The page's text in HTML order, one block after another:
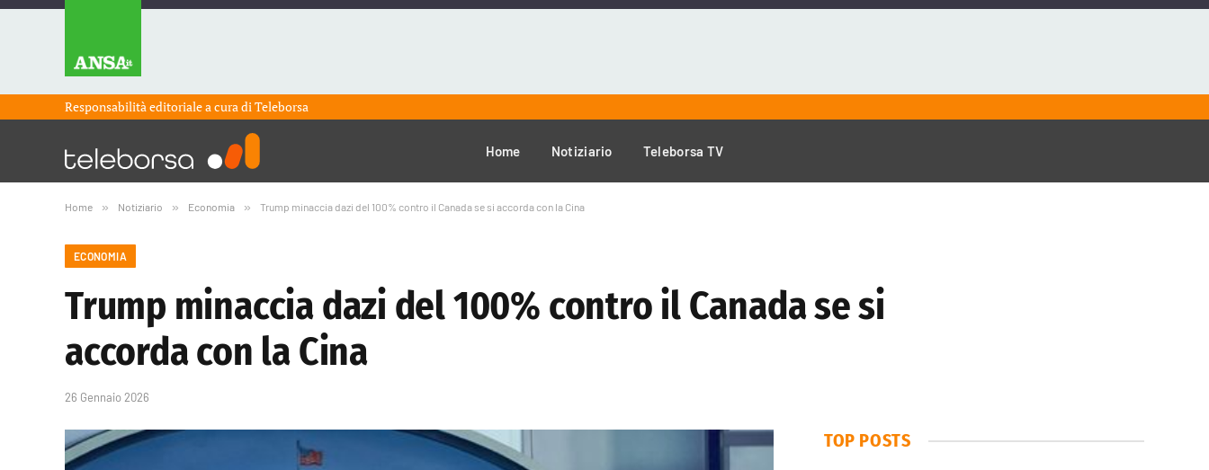
Responsabilità editoriale a cura diTeleborsa
Home Notiziario Teleborsa TV
Home » Notiziario » Economia » Trump minaccia dazi del 100% contro il Canada se si accorda con la Cina
ECONOMIA
Trump minaccia dazi del 100% contro il Canada se si
accorda con la Cina
26 Gennaio 2026
TOP POSTS